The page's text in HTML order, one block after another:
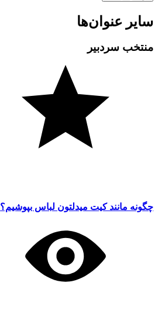
سایر عنوان‌ها
منتخب سردبیر
چگونه مانند کیت میدلتون لباس بپوشیم؟